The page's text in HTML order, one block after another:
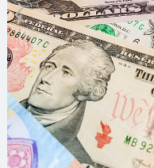
讯
故
事
系
我